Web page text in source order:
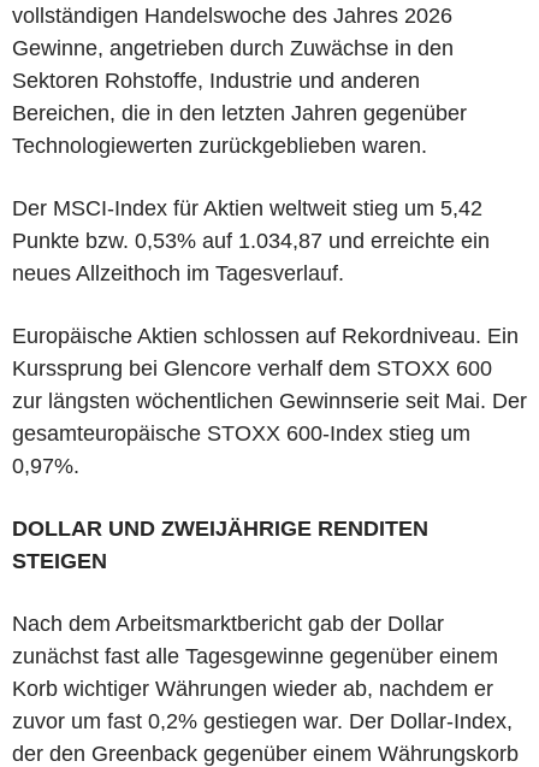
vollständigen Handelswoche des Jahres 2026
Gewinne, angetrieben durch Zuwächse in den
Sektoren Rohstoffe, Industrie und anderen
Bereichen, die in den letzten Jahren gegenüber
Technologiewerten zurückgeblieben waren.
Der MSCI-Index für Aktien weltweit stieg um 5,42
Punkte bzw. 0,53% auf 1.034,87 und erreichte ein
neues Allzeithoch im Tagesverlauf.
Europäische Aktien schlossen auf Rekordniveau. Ein
Kurssprung bei Glencore verhalf dem STOXX 600
zur längsten wöchentlichen Gewinnserie seit Mai. Der
gesamteuropäische STOXX 600-Index stieg um
0,97%.
DOLLAR UND ZWEIJÄHRIGE RENDITEN
STEIGEN
Nach dem Arbeitsmarktbericht gab der Dollar
zunächst fast alle Tagesgewinne gegenüber einem
Korb wichtiger Währungen wieder ab, nachdem er
zuvor um fast 0,2% gestiegen war. Der Dollar-Index,
der den Greenback gegenüber einem Währungskorb